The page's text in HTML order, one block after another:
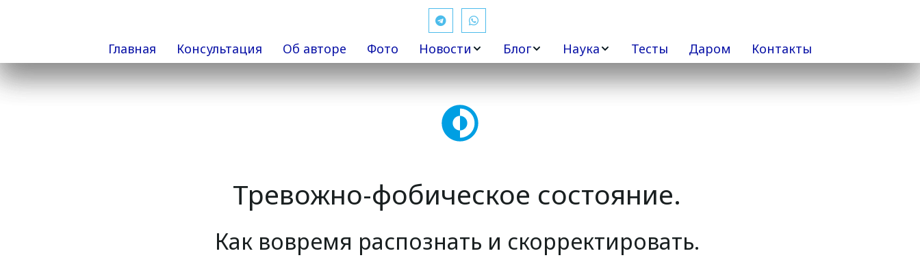
Главная Консультация Об авторе Фото Новости Блог Наука Тесты Даром Контакты
Тревожно-фобическое состояние.
Как вовремя распознать и скорректировать.